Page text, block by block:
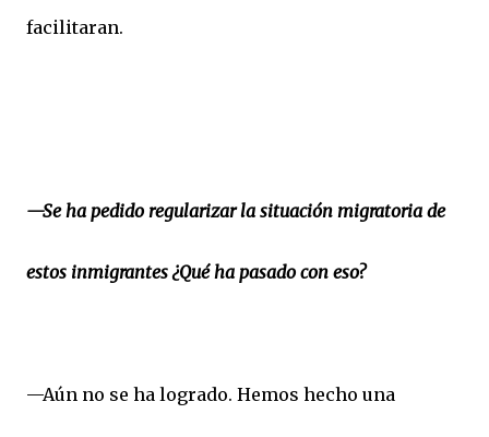
facilitaran.
—Se ha pedido regularizar la situación migratoria de
estos inmigrantes ¿Qué ha pasado con eso?
—Aún no se ha logrado. Hemos hecho una